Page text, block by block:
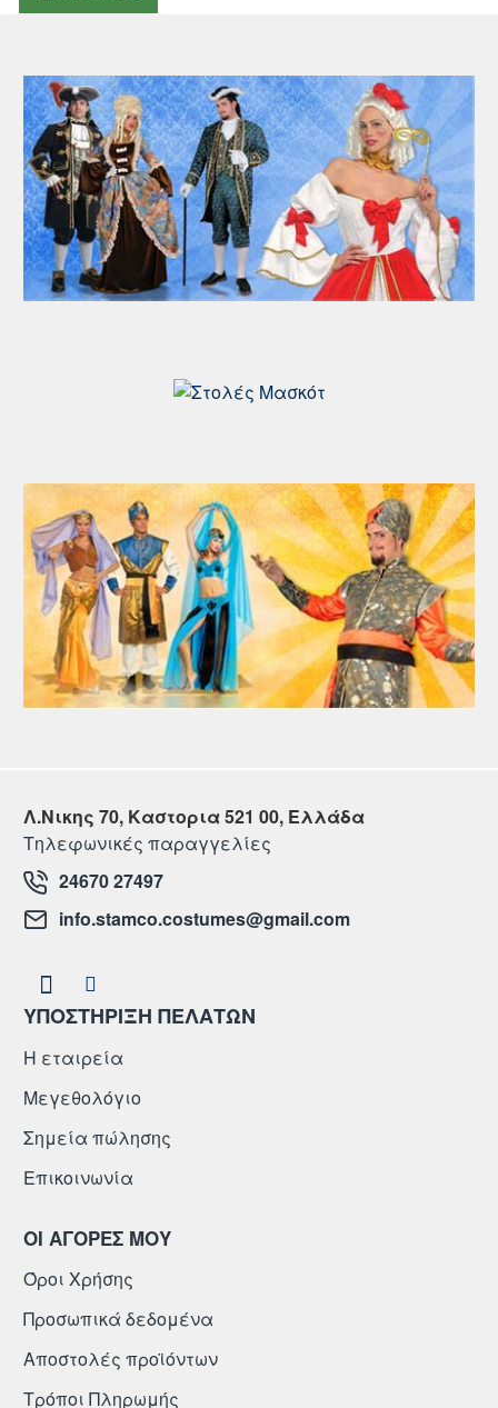
Λ.Νικης 70, Καστορια 521 00, Ελλάδα
Τηλεφωνικές παραγγελίες
24670 27497
info.stamco.costumes@gmail.com
ΥΠΟΣΤΗΡΙΞΗ ΠΕΛΑΤΩΝ
Η εταιρεία
Μεγεθολόγιο
Σημεία πώλησης
Επικοινωνία
ΟΙ ΑΓΟΡΕΣ ΜΟΥ
Όροι Χρήσης
Προσωπικά δεδομένα
Αποστολές προϊόντων
Τρόποι Πληρωμής